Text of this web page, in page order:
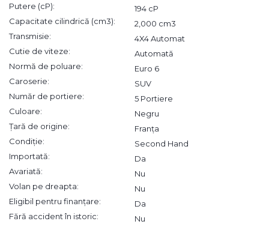
Putere (cP):
194 cP
Capacitate cilindrică (cm3):
2,000 cm3
Transmisie:
4X4 Automat
Cutie de viteze:
Automată
Normă de poluare:
Euro 6
Caroserie:
SUV
Număr de portiere:
5 Portiere
Culoare:
Negru
Țară de origine:
Franța
Condiție:
Second Hand
Importată:
Da
Avariată:
Nu
Volan pe dreapta:
Nu
Eligibil pentru finanțare:
Da
Fără accident în istoric:
Nu